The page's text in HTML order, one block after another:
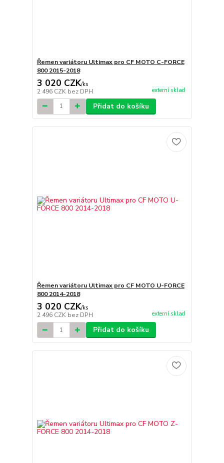
Řemen variátoru Ultimax pro CF MOTO C-FORCE
800 2015-2018
3 020 CZK/ks
2 496 CZK bez DPH externí sklad
Přidat do košíku
Řemen variátoru Ultimax pro CF MOTO U-FORCE
800 2014-2018
3 020 CZK/ks
2 496 CZK bez DPH externí sklad
Přidat do košíku